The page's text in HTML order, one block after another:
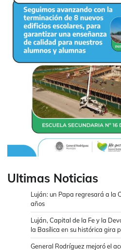
Ultimas Noticias
Luján: un Papa regresará a la
años
Luján, Capital de la Fe y la
la Basílica en su histórica gira
General Rodríguez mejoró el